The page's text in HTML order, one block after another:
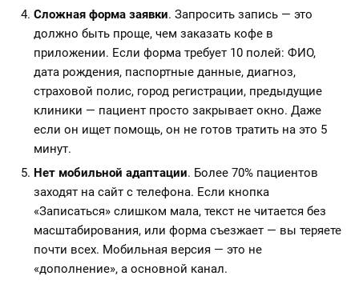
Сложная форма заявки. Запросить запись — это
должно быть проще, чем заказать кофе в
приложении. Если форма требует 10 полей: ФИО,
дата рождения, паспортные данные, диагноз,
страховой полис, город регистрации, предыдущие
клиники — пациент просто закрывает окно. Даже
если он ищет помощь, он не готов тратить на это 5
минут.
Нет мобильной адаптации. Более 70% пациентов
заходят на сайт с телефона. Если кнопка
«Записаться» слишком мала, текст не читается без
масштабирования, или форма съезжает — вы теряете
почти всех. Мобильная версия — это не
«дополнение», а основной канал.